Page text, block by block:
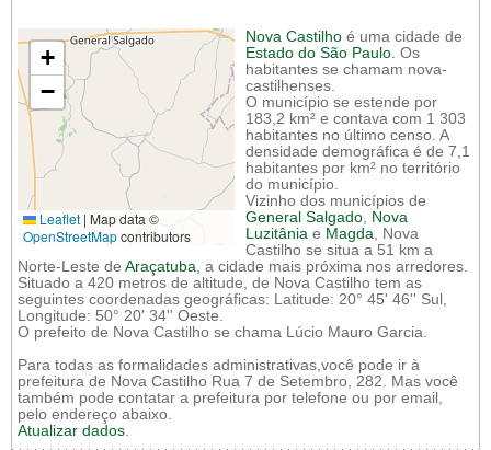
+
−
Leaflet | Map data ©
OpenStreetMapcontributors
Nova Castilho é uma cidade de
Estado do São Paulo. Os
habitantes se chamam nova-
castilhenses.
O município se estende por
183,2 km² e contava com 1 303
habitantes no último censo. A
densidade demográfica é de 7,1
habitantes por km² no território
do município.
Vizinho dos municípios de
General Salgado, Nova
Luzitânia e Magda, Nova
Castilho se situa a 51 km a
Norte-Leste de Araçatuba, a cidade mais próxima nos arredores.
Situado a 420 metros de altitude, de Nova Castilho tem as
seguintes coordenadas geográficas: Latitude: 20° 45' 46'' Sul,
Longitude: 50° 20' 34'' Oeste.
O prefeito de Nova Castilho se chama Lúcio Mauro Garcia.
Para todas as formalidades administrativas,você pode ir à
prefeitura de Nova Castilho Rua 7 de Setembro, 282. Mas você
também pode contatar a prefeitura por telefone ou por email,
pelo endereço abaixo.
Atualizar dados.